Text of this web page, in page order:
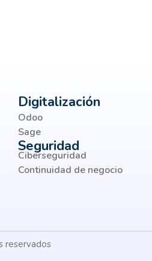
Digitalización
Odoo
Sage
Seguridad
Ciberseguridad
Continuidad de negocio
reservados